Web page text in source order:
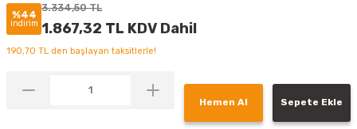
%44
indirim
3.334,50 TL
1.867,32 TL KDV Dahil
190,70 TL den başlayan taksitlerle!
Hemen Al Sepete Ekle